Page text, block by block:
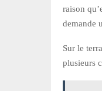
raison
demande
Sur le
plusieurs